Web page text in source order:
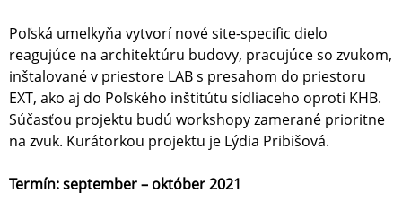
Poľská umelkyňa vytvorí nové site-specific dielo
reagujúce na architektúru budovy, pracujúce so zvukom,
inštalované v priestore LAB s presahom do priestoru
EXT, ako aj do Poľského inštitútu sídliaceho oproti KHB.
Súčasťou projektu budú workshopy zamerané prioritne
na zvuk. Kurátorkou projektu je Lýdia Pribišová.
Termín: september – október 2021